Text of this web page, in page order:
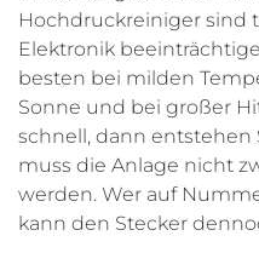
Hochdruckreiniger sind
Elektronik
besten bei milden
Sonne und bei großer
schnell, dann entstehen
muss die Anlage nicht
werden. Wer auf
kann den Stecker